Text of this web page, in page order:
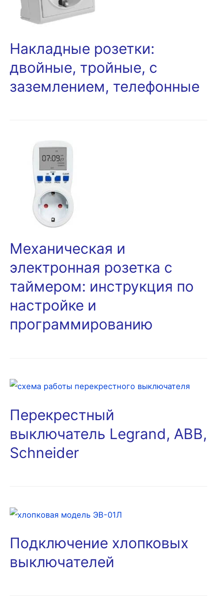
Накладные розетки:
двойные, тройные, с
заземлением, телефонные
Механическая и
электронная розетка с
таймером: инструкция по
настройке и
программированию
Перекрестный
выключатель Legrand, ABB,
Schneider
Подключение хлопковых
выключателей